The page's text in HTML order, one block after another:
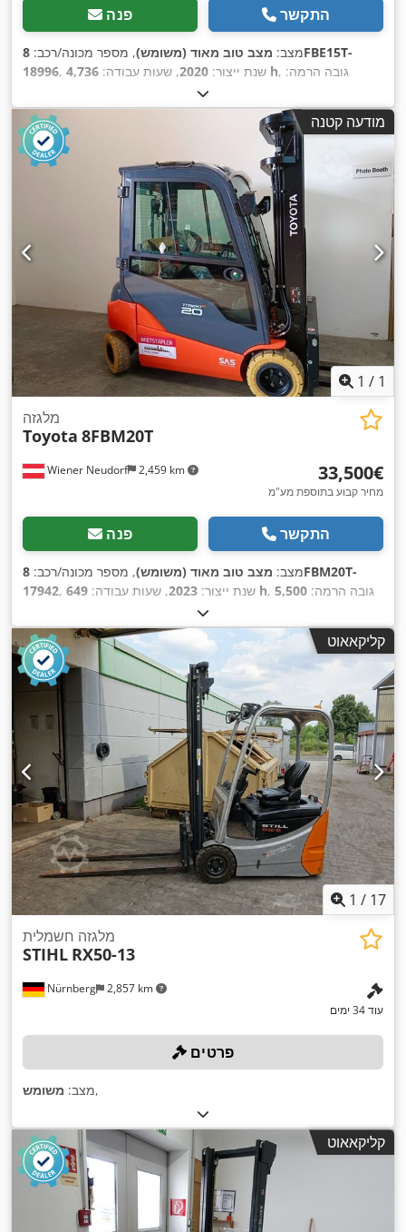
פנה התקשר
מצב: מצב טוב מאוד (משומש), מספר מכונה/רכב: 8FBE15T-
18996
, שנת ייצור: 2020, שעות עבודה: 4,736 h , גובה הרמה:
, הרמה חופשית:1,450 מ"מ
תורן:טריפלקס, מתח סוללה: 48 V , אורך המזלג:1,200 מ"מ ,
מודעה קטנה
1 / 1
Wiener Neudorf 2,459 km
מלגזה
Toyota 8FBM20T
‏33,500 ‏€
מחיר קבוע בתוספת מע"מ
פנה התקשר
מצב: מצב טוב מאוד (משומש), מספר מכונה/רכב: 8FBM20T-
17942
, שנת ייצור: 2023, שעות עבודה: 649 h , גובה הרמה: 5,500
1,700 מ"מ
טריפלקס, מתח סוללה: 48 V , אורך המזלג:1,200 מ"מ ,
קליקאאוט
1 / 17
Nürnberg 2,857 km
מלגזה חשמלית
STIHL RX50-13
עוד 34 ימים
פרטים
מצב: משומש ,
קליקאאוט